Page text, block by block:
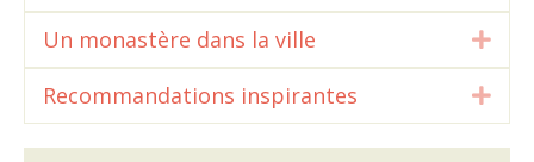
Un monastère dans la ville
Recommandations inspirantes